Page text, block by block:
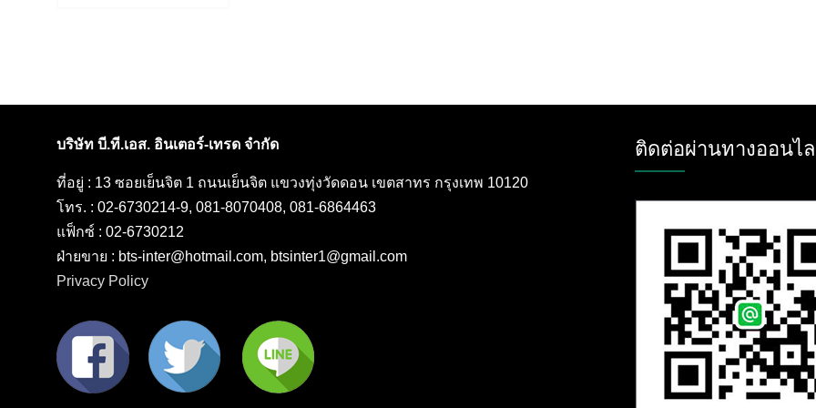
บริษัท บี.ที.เอส. อินเตอร์-เทรด จำกัด
ที่อยู่ : 13 ซอยเย็นจิต 1 ถนนเย็นจิต แขวงทุ่งวัดดอน เขตสาทร กรุงเทพ 10120
โทร. : 02-6730214-9, 081-8070408, 081-6864463
แฟ็กซ์ : 02-6730212
ฝ่ายขาย : bts-inter@hotmail.com, btsinter1@gmail.com
Privacy Policy
ติดต่อผ่านทางออนไ